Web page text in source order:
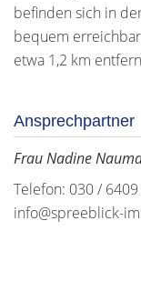
befinden sich in
bequem
etwa 1,2 km
Ansprechpartner
Frau Nadine
Telefon: 030 /
info@spreeblick-